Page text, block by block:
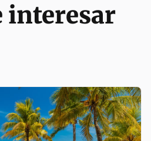
interesar